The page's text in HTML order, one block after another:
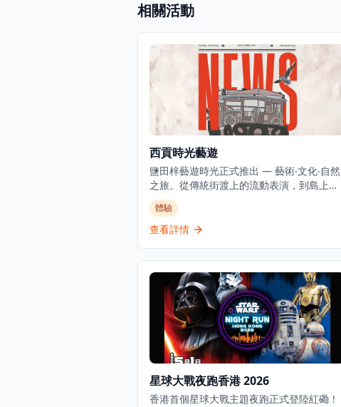
相關活動
西貢時光藝遊
鹽田梓藝遊時光正式推出 — 藝術‧文化‧自然
之旅。從傳統街渡上的流動表演，到島上專
業文化導賞，打造一趟遠離塵囂的藝文小旅
行。每場行程包括：集合點名（5分鐘）、登
船及船上表演（15分鐘）、專業導賞團（30
上表演。新春限定體驗：當日11:00及15:00
將舉行「鹽田梓新春開圓籠茶粿儀式」，歡
迎參與這一年一度的傳統節慶活動。
體驗
查看詳情
星球大戰夜跑香港 2026
香港首個星球大戰主題夜跑正式登陸紅磡！